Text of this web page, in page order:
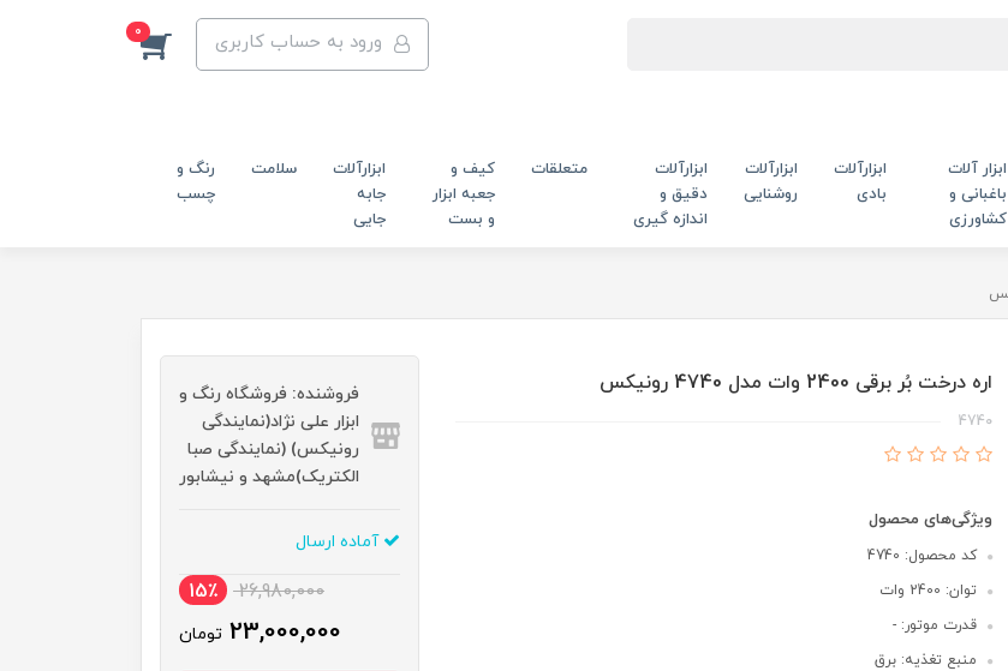
ورود به حساب کاربری 0
ابزار آلات
باغبانی و
کشاورزی
ابزارآلات
بادی
ابزارآلات
روشنایی
ابزارآلات
دقیق و
اندازه گیری
متعلقات
کیف و
جعبه ابزار
و بست
ابزارآلات
جابه
جایی
سلامت
رنگ و
چسب
اره درخت بُر برقی 2400 وات مدل 4740 رونیکس
4740
ویژگی‌های محصول
کد محصول: 4740
توان: 2400 وات
قدرت موتور: -
منبع تغذیه: برق
فروشنده: فروشگاه رنگ و
ابزار علی نژاد(نمایندگی
رونیکس) (نمایندگی صبا
الکتریک)مشهد و نیشابور
آماده ارسال
26,980,000 15٪
23,000,000 تومان